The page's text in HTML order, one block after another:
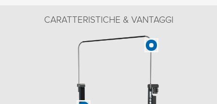
CARATTERISTICHE & VANTAGGI